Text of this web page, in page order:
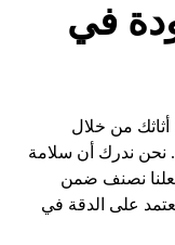
في
من خلال
نحن ندرك أن سلامة
نصنف ضمن
على الدقة في